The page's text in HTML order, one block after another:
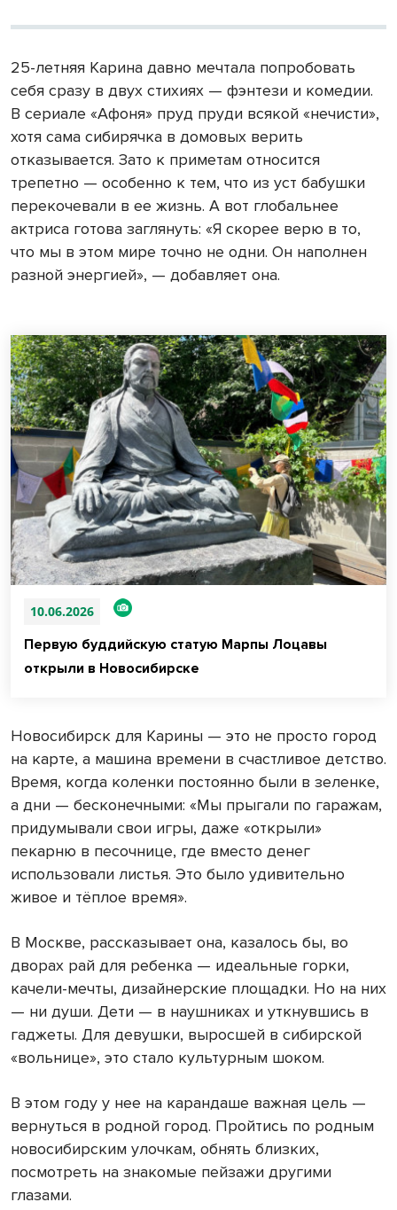
25-летняя Карина давно мечтала попробовать
себя сразу в двух стихиях — фэнтези и комедии.
В сериале «Афоня» пруд пруди всякой «нечисти»,
хотя сама сибирячка в домовых верить
отказывается. Зато к приметам относится
трепетно — особенно к тем, что из уст бабушки
перекочевали в ее жизнь. А вот глобальнее
актриса готова заглянуть: «Я скорее верю в то,
что мы в этом мире точно не одни. Он наполнен
разной энергией», — добавляет она.
10.06.2026
Первую буддийскую статую Марпы Лоцавы
открыли в Новосибирске
Новосибирск для Карины — это не просто город
на карте, а машина времени в счастливое детство.
Время, когда коленки постоянно были в зеленке,
а дни — бесконечными: «Мы прыгали по гаражам,
придумывали свои игры, даже «открыли»
пекарню в песочнице, где вместо денег
использовали листья. Это было удивительно
живое и тёплое время».
В Москве, рассказывает она, казалось бы, во
дворах рай для ребенка — идеальные горки,
качели-мечты, дизайнерские площадки. Но на них
— ни души. Дети — в наушниках и уткнувшись в
гаджеты. Для девушки, выросшей в сибирской
«вольнице», это стало культурным шоком.
В этом году у нее на карандаше важная цель —
вернуться в родной город. Пройтись по родным
новосибирским улочкам, обнять близких,
посмотреть на знакомые пейзажи другими
глазами.